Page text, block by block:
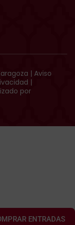
ENTRADAS
| Aviso
|
por